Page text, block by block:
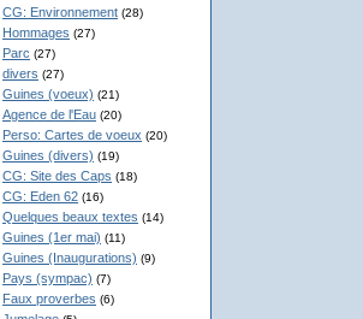
CG: Environnement (28)
Hommages (27)
Parc (27)
divers (27)
Guines (voeux) (21)
Agence de l'Eau (20)
Perso: Cartes de voeux (20)
Guines (divers) (19)
CG: Site des Caps (18)
CG: Eden 62 (16)
Quelques beaux textes (14)
Guines (1er mai) (11)
Guines (Inaugurations) (9)
Pays (sympac) (7)
Faux proverbes (6)